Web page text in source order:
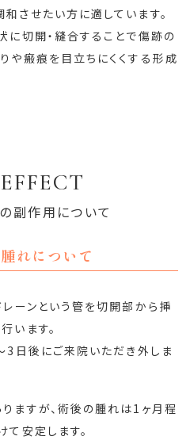
させたい方に適しています。
切開・縫合することで傷跡の
や瘢痕を目立ちにくくする形成
副作用について
れについて
レーンという管を切開部から挿
います。
3日後にご来院いただき外しま
ますが、術後の腫れは1ヶ月程
安定します。